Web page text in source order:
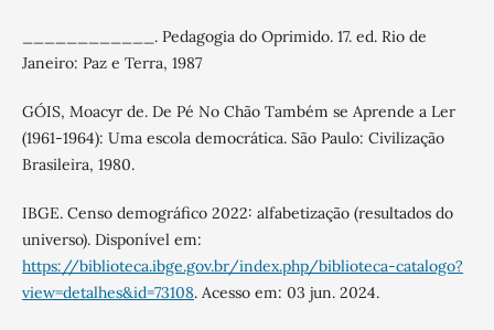
____________. Pedagogia do Oprimido. 17. ed. Rio de
Janeiro: Paz e Terra, 1987
GÓIS, Moacyr de. De Pé No Chão Também se Aprende a Ler
(1961-1964): Uma escola democrática. São Paulo: Civilização
Brasileira, 1980.
IBGE. Censo demográfico 2022: alfabetização (resultados do
universo). Disponível em:
https://biblioteca.ibge.gov.br/index.php/biblioteca-catalogo?
view=detalhes&id=73108. Acesso em: 03 jun. 2024.